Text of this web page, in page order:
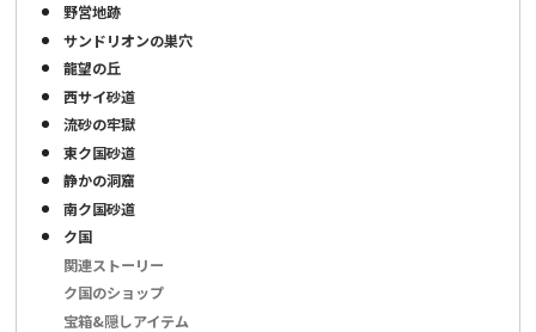
野営地跡
サンドリオンの巣穴
龍望の丘
西サイ砂道
流砂の牢獄
東ク国砂道
静かの洞窟
南ク国砂道
ク国
関連ストーリー
ク国のショップ
宝箱&隠しアイテム